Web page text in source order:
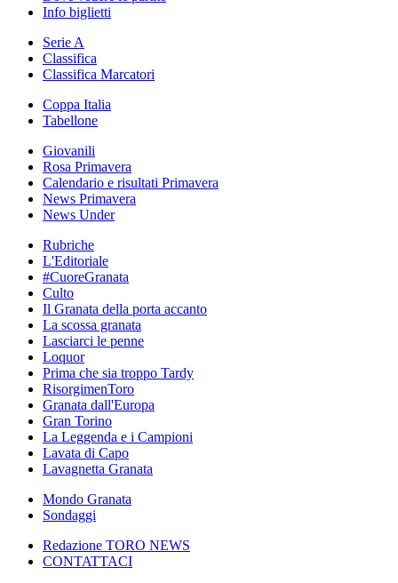
Info biglietti
Serie A
Classifica
Classifica Marcatori
Coppa Italia
Tabellone
Giovanili
Rosa Primavera
Calendario e risultati Primavera
News Primavera
News Under
Rubriche
L'Editoriale
#CuoreGranata
Culto
Il Granata della porta accanto
La scossa granata
Lasciarci le penne
Loquor
Prima che sia troppo Tardy
RisorgimenToro
Granata dall'Europa
Gran Torino
La Leggenda e i Campioni
Lavata di Capo
Lavagnetta Granata
Mondo Granata
Sondaggi
Redazione TORO NEWS
CONTATTACI